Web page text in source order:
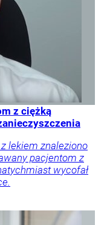
z ciężką
lekiem znaleziono
pacjentom z
wycofał